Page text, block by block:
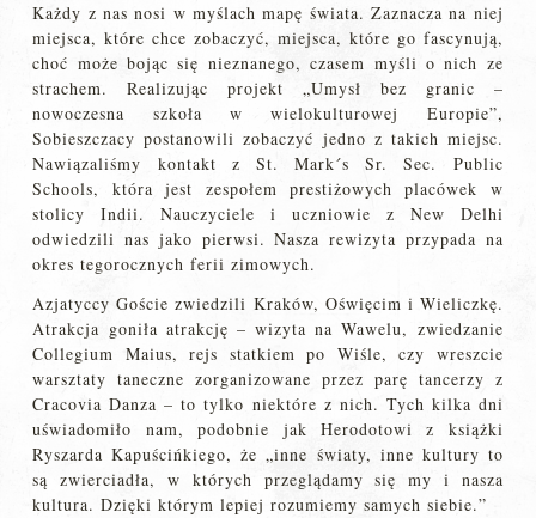
Każdy z nas nosi w myślach mapę świata. Zaznacza na niej
miejsca, które chce zobaczyć, miejsca, które go fascynują,
choć może bojąc się nieznanego, czasem myśli o nich ze
strachem. Realizując projekt „Umysł bez granic –
nowoczesna szkoła w wielokulturowej Europie”,
Sobieszczacy postanowili zobaczyć jedno z takich miejsc.
Nawiązaliśmy kontakt z St. Mark´s Sr. Sec. Public
Schools, która jest zespołem prestiżowych placówek w
stolicy Indii. Nauczyciele i uczniowie z New Delhi
odwiedzili nas jako pierwsi. Nasza rewizyta przypada na
okres tegorocznych ferii zimowych.
Azjatyccy Goście zwiedzili Kraków, Oświęcim i Wieliczkę.
Atrakcja goniła atrakcję – wizyta na Wawelu, zwiedzanie
Collegium Maius, rejs statkiem po Wiśle, czy wreszcie
warsztaty taneczne zorganizowane przez parę tancerzy z
Cracovia Danza – to tylko niektóre z nich. Tych kilka dni
uświadomiło nam, podobnie jak Herodotowi z książki
Ryszarda Kapuścińkiego, że „inne światy, inne kultury to
są zwierciadła, w których przeglądamy się my i nasza
kultura. Dzięki którym lepiej rozumiemy samych siebie.”